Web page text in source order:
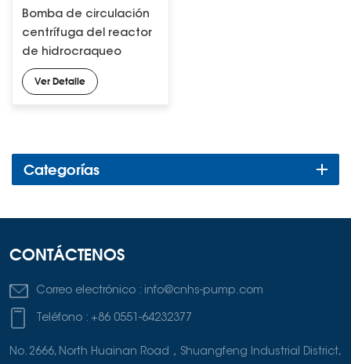
Bomba de circulación
centrífuga del reactor
de hidrocraqueo
(bomba ebullida)
Ver Detalle
Categorías
CONTÁCTENOS
Correo electrónico : info@cnhs-pump.com
Teléfono : +86 0551-64232377
No. 2666, North Huainan Road，Shuangfeng Industrial District,